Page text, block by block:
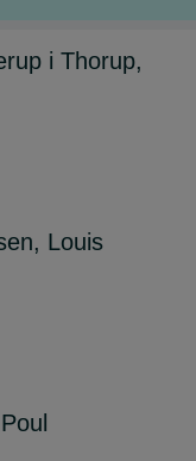
i Thorup,
Louis